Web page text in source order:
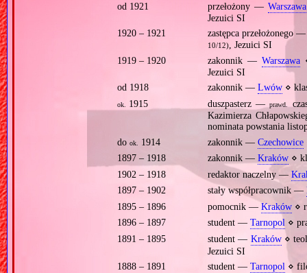
od 1921
przełożony —Warszawa
Jezuici SI
1920 – 1921
zastępca przełożonego
10/12), Jezuici SI
1919 – 1920
zakonnik — Warszawa
Jezuici SI
od 1918
zakonnik — Lwów⋄
ok. 1915 duszpasterz —prawd.
Kazimierza
nominata powstania
dook. 1914 zakonnik — Czechowice
1897 – 1918
zakonnik — Kraków⋄
1902 – 1918
redaktor naczelny —
1897 – 1902
stały współpracownik —
1895 – 1896
pomocnik — Kraków⋄
1896 – 1897
student — Tarnopol⋄
1891 – 1895
student — Kraków⋄
Jezuici SI
1888 – 1891
student — Tarnopol⋄